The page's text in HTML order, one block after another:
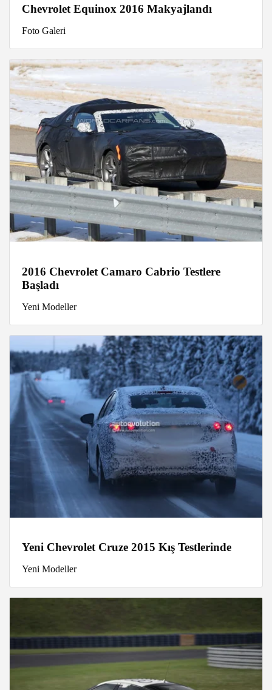
Chevrolet Equinox 2016 Makyajlandı
Foto Galeri
2016 Chevrolet Camaro Cabrio Testlere
Başladı
Yeni Modeller
Yeni Chevrolet Cruze 2015 Kış Testlerinde
Yeni Modeller